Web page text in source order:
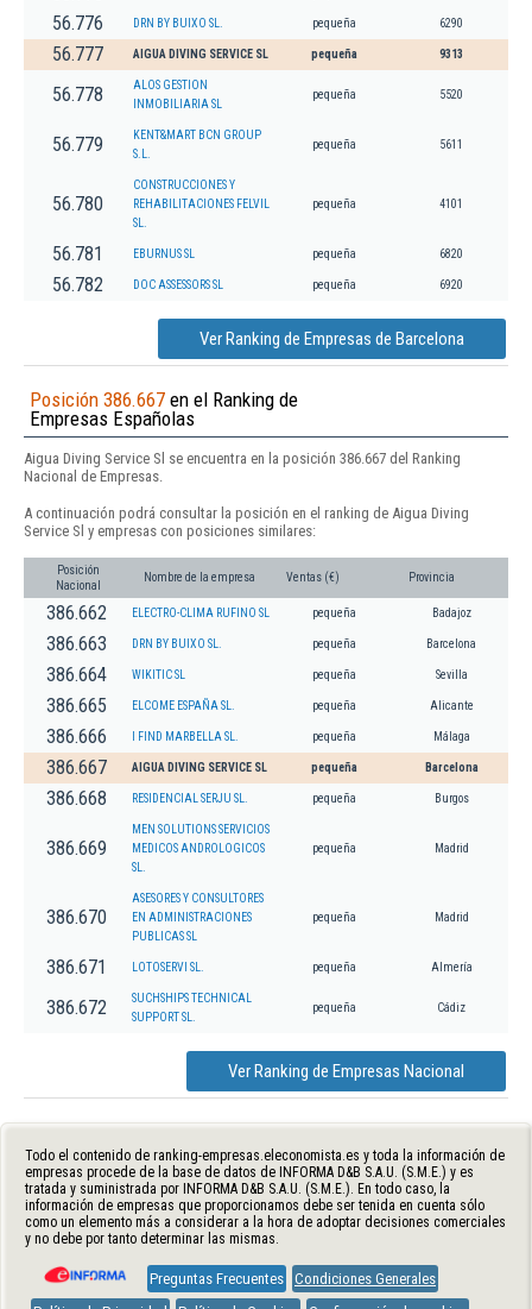
56.776 DRN BY BUIXO SL. pequeña 6290
56.777 AIGUA DIVING SERVICE SL pequeña 9313
56.778
ALOS GESTION
INMOBILIARIA SL
pequeña 5520
56.779
KENT&MART BCN GROUP
S.L.
pequeña 5611
56.780
CONSTRUCCIONES Y
REHABILITACIONES FELVIL
SL.
pequeña 4101
56.781 EBURNUS SL pequeña 6820
56.782 DOC ASSESSORS SL pequeña 6920
Ver Ranking de Empresas de Barcelona
Posición 386.667 en el Ranking de
Empresas Españolas
Aigua Diving Service Sl se encuentra en la posición 386.667 del Ranking
Nacional de Empresas.
A continuación podrá consultar la posición en el ranking de Aigua Diving
Service Sl y empresas con posiciones similares:
Posición
Nacional
Nombre de la empresa Ventas (€) Provincia
386.662 ELECTRO-CLIMA RUFINO SL pequeña Badajoz
386.663 DRN BY BUIXO SL. pequeña Barcelona
386.664 WIKITIC SL pequeña Sevilla
386.665 ELCOME ESPAÑA SL. pequeña Alicante
386.666 I FIND MARBELLA SL. pequeña Málaga
386.667 AIGUA DIVING SERVICE SL pequeña Barcelona
386.668 RESIDENCIAL SERJU SL. pequeña Burgos
386.669
MEN SOLUTIONS SERVICIOS
MEDICOS ANDROLOGICOS
SL.
pequeña Madrid
386.670
ASESORES Y CONSULTORES
EN ADMINISTRACIONES
PUBLICAS SL
pequeña Madrid
386.671 LOTOSERVI SL. pequeña Almería
386.672
SUCHSHIPS TECHNICAL
SUPPORT SL.
pequeña Cádiz
Ver Ranking de Empresas Nacional
Todo el contenido de ranking-empresas.eleconomista.es y toda la información de
empresas procede de la base de datos de INFORMA D&B S.A.U. (S.M.E.) y es
tratada y suministrada por INFORMA D&B S.A.U. (S.M.E.). En todo caso, la
información de empresas que proporcionamos debe ser tenida en cuenta sólo
como un elemento más a considerar a la hora de adoptar decisiones comerciales
y no debe por tanto determinar las mismas.
Preguntas Frecuentes Condiciones Generales